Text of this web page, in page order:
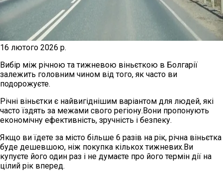
16 лютого 2026 р.
Вибір між річною та тижневою віньєткою в Болгарії
залежить головним чином від того, як часто ви
подорожуєте.
Річні віньєтки є найвигіднішим варіантом для людей, які
часто їздять за межами свого регіону.Вони пропонують
економічну ефективність, зручність і безпеку.
Якщо ви їдете за місто більше 6 разів на рік, річна віньєтка
буде дешевшою, ніж покупка кількох тижневих.Ви
купуєте його один раз і не думаєте про його термін дії на
цілий рік вперед.